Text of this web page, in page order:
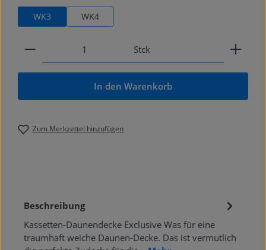
WK3 WK4
Produkt Anzahl: Gib den gewünschten Wert ein
Stck
In den Warenkorb
Zum Merkzettel hinzufügen
Beschreibung
Kassetten-Daunendecke Exclusive Was für eine
traumhaft weiche Daunen-Decke. Das ist vermutlich